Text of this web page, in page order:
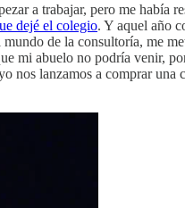
a trabajar, pero me había
dejé el colegio. Y aquel año
de la consultoría, me
mi abuelo no podría venir,
lanzamos a comprar una